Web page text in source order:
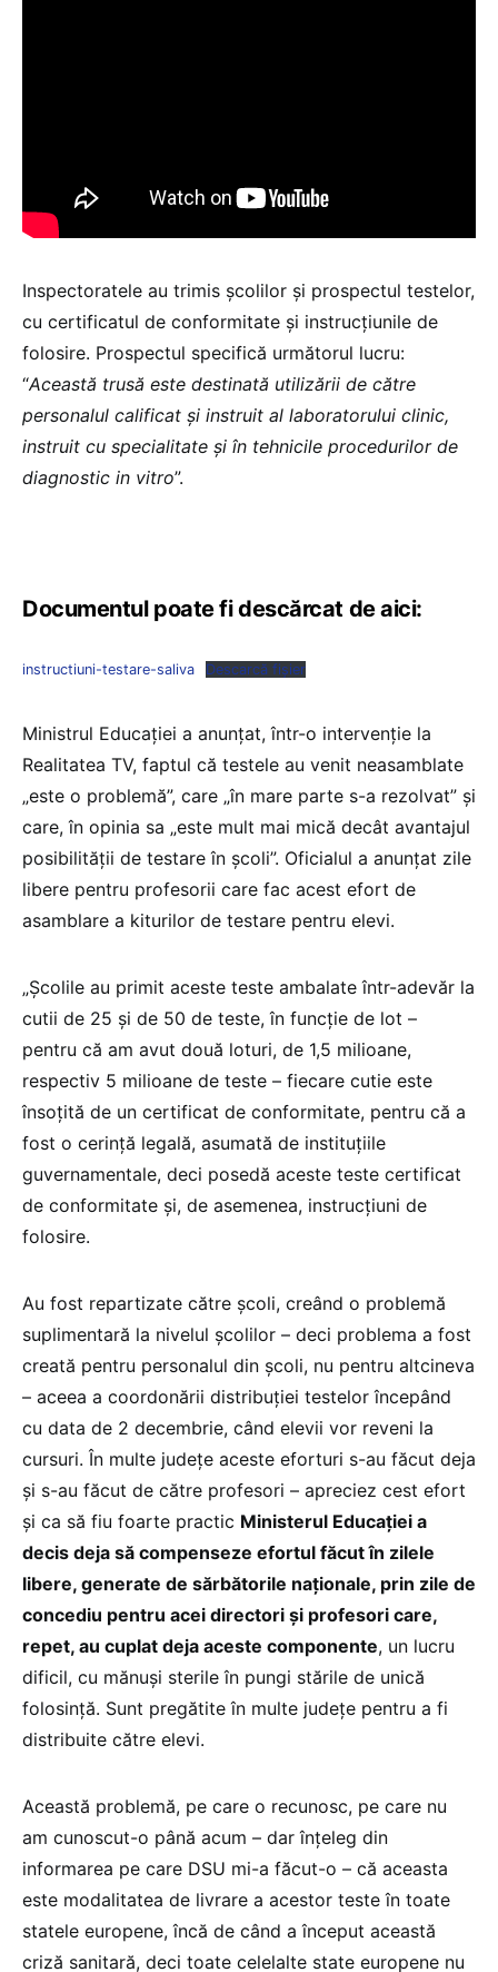
Inspectoratele au trimis școlilor și prospectul testelor,
cu certificatul de conformitate și instrucțiunile de
folosire. Prospectul specifică următorul lucru:
“Această trusă este destinată utilizării de către
personalul calificat și instruit al laboratorului clinic,
instruit cu specialitate și în tehnicile procedurilor de
diagnostic in vitro”.
Documentul poate fi descărcat de aici:
instructiuni-testare-saliva Descarcă fișier
Ministrul Educației a anunțat, într-o intervenție la
Realitatea TV, faptul că testele au venit neasamblate
„este o problemă”, care „în mare parte s-a rezolvat” și
care, în opinia sa „este mult mai mică decât avantajul
posibilității de testare în școli”. Oficialul a anunțat zile
libere pentru profesorii care fac acest efort de
asamblare a kiturilor de testare pentru elevi.
„Școlile au primit aceste teste ambalate într-adevăr la
cutii de 25 și de 50 de teste, în funcție de lot –
pentru că am avut două loturi, de 1,5 milioane,
respectiv 5 milioane de teste – fiecare cutie este
însoțită de un certificat de conformitate, pentru că a
fost o cerință legală, asumată de instituțiile
guvernamentale, deci posedă aceste teste certificat
de conformitate și, de asemenea, instrucțiuni de
folosire.
Au fost repartizate către școli, creând o problemă
suplimentară la nivelul școlilor – deci problema a fost
creată pentru personalul din școli, nu pentru altcineva
– aceea a coordonării distribuției testelor începând
cu data de 2 decembrie, când elevii vor reveni la
cursuri. În multe județe aceste eforturi s-au făcut deja
și s-au făcut de către profesori – apreciez cest efort
și ca să fiu foarte practic Ministerul Educației a
decis deja să compenseze efortul făcut în zilele
libere, generate de sărbătorile naționale, prin zile de
concediu pentru acei directori și profesori care,
repet, au cuplat deja aceste componente, un lucru
dificil, cu mănuși sterile în pungi stările de unică
folosință. Sunt pregătite în multe județe pentru a fi
distribuite către elevi.
Această problemă, pe care o recunosc, pe care nu
am cunoscut-o până acum – dar înțeleg din
informarea pe care DSU mi-a făcut-o – că aceasta
este modalitatea de livrare a acestor teste în toate
statele europene, încă de când a început această
criză sanitară, deci toate celelalte state europene nu